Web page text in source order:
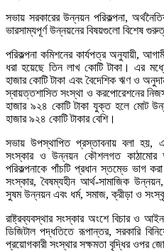
সভায় সরকারের উন্নয়ন পরিকল্পনা,
ভারসাম্যপূর্ণ উন্নয়নের বিষয়গুলো বিশেষ
পরিকল্পনা কমিশনের কার্যপত্র অনুযায়ী,
ধরা হয়েছে তিন লাখ কোটি টাকা। এর
হাজার কোটি টাকা এবং বৈদেশিক ঋণ ও
স্বায়ত্তশাসিত সংস্থা ও করপোরেশনের
হাজার ৯২৪ কোটি টাকা যুক্ত হলে মোট
হাজার ৯২৪ কোটি টাকার বেশি।
সভায় উপস্থাপিত প্রস্তাবনায় বলা হয়,
সংস্কার ও উন্নয়ন কৌশলগত
পরিকল্পনাকে পাঁচটি প্রধান স্তম্ভে ভাগ
সংস্কার, বৈষম্যহীন আর্থ-সামাজিক
সুষম উন্নয়ন এবং ধর্ম, সমাজ, ক্রীড়া ও
রাষ্ট্রব্যবস্থার সংস্কার অংশে বিচার ও
ডিজিটাল পদ্ধতিতে রূপান্তর, সরকারি
প্রয়োগকারী সংস্থার সক্ষমতা বৃদ্ধির ওপর